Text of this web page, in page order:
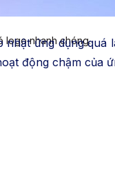
logo nhanh chóng.
ứng dụng
động chậm của